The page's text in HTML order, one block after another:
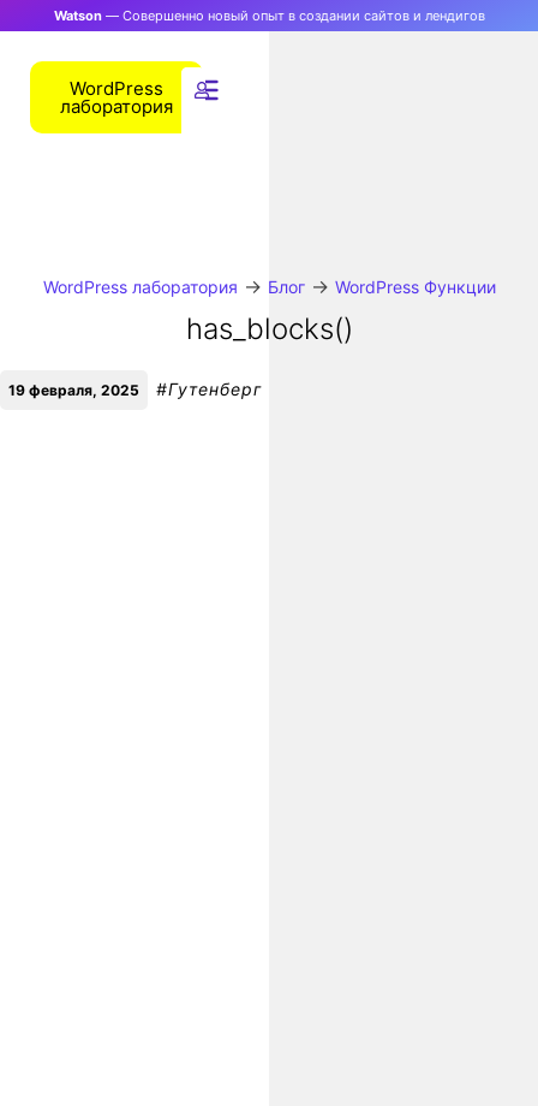
Watson— Совершенно новый опыт в создании сайтов и лендигов
WordPress
лаборатория
WordPress лаборатория → Блог→ WordPress Функции
has_blocks()
19 февраля, 2025 #Гутенберг